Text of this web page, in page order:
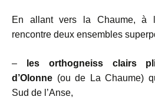
En allant vers la Chaume, à
rencontre deux ensembles
–
les orthogneiss clairs
d’Olonne (ou de La Chaume)
Sud de l’Anse,